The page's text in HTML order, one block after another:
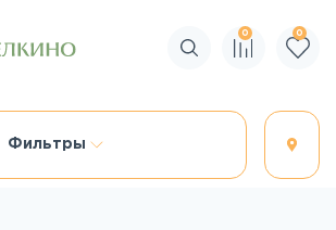
Поиск по сайту
0 0
Фильтры